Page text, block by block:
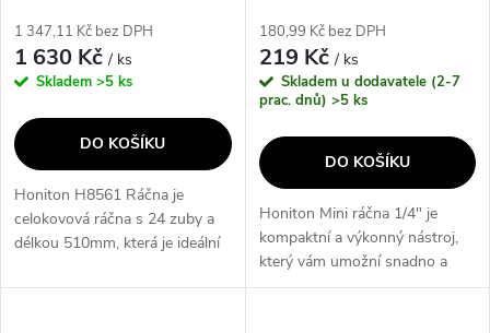
o
d
u
k
t
ů
o
d
u
k
t
1 347,11 Kč bez DPH
1 630 Kč/ ks
Skladem >5 ks
DO KOŠÍKU
Honiton H8561 Ráčna je
celokovová ráčna s 24 zuby a
délkou 510mm, která je ideální
ráčna je vybavena 3/4" hrdlem,
180,99 Kč bez DPH
219 Kč/ ks
Skladem u dodavatele (2-7
prac. dnů) >5 ks
DO KOŠÍKU
Honiton Mini ráčna 1/4" je
kompaktní a výkonný nástroj,
který vám umožní snadno a
rychle utahovat a povolovat